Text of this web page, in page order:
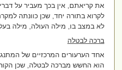
את קריאתם, אין בכך מעביר על דברי
לקרוא בתורה יחד, שכן כוונתה למקרה
לא במצב בו, מילה העולה, מילה בעל
ברכה לבטלה
אחד הערעורים המרכזיים של
הוא החשש מברכה לבטלה, שכן